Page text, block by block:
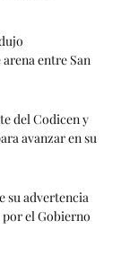
entre San
del Codicen y
avanzar en su
su advertencia
el Gobierno